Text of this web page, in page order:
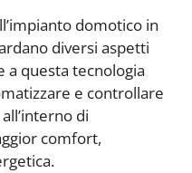
domotico in
diversi aspetti
a questa tecnologia
e controllare
di
comfort,